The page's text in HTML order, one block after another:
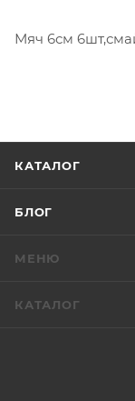
Мяч 6см
КАТАЛОГ
БЛОГ
МЕНЮ
КАТАЛОГ